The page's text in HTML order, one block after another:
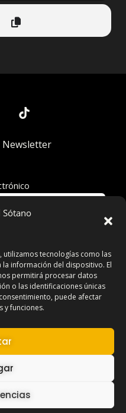
Sótano
utilizamos tecnologías como las
información del dispositivo. El
permitirá procesar datos
o las identificaciones únicas
puede afectar
y funciones.
Newsletter
de privacidad
Sótano Mágico